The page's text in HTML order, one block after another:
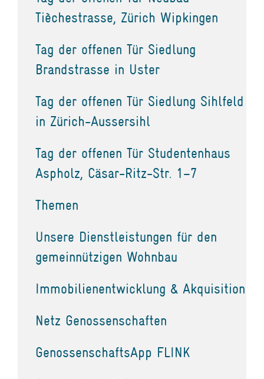
Tièchestrasse, Zürich Wipkingen
Tag der offenen Tür Siedlung
Brandstrasse in Uster
Tag der offenen Tür Siedlung Sihlfeld
in Zürich-Aussersihl
Tag der offenen Tür Studentenhaus
Aspholz, Cäsar-Ritz-Str. 1–7
Themen
Unsere Dienstleistungen für den
gemeinnützigen Wohnbau
Immobilienentwicklung & Akquisition
Netz Genossenschaften
GenossenschaftsApp FLINK